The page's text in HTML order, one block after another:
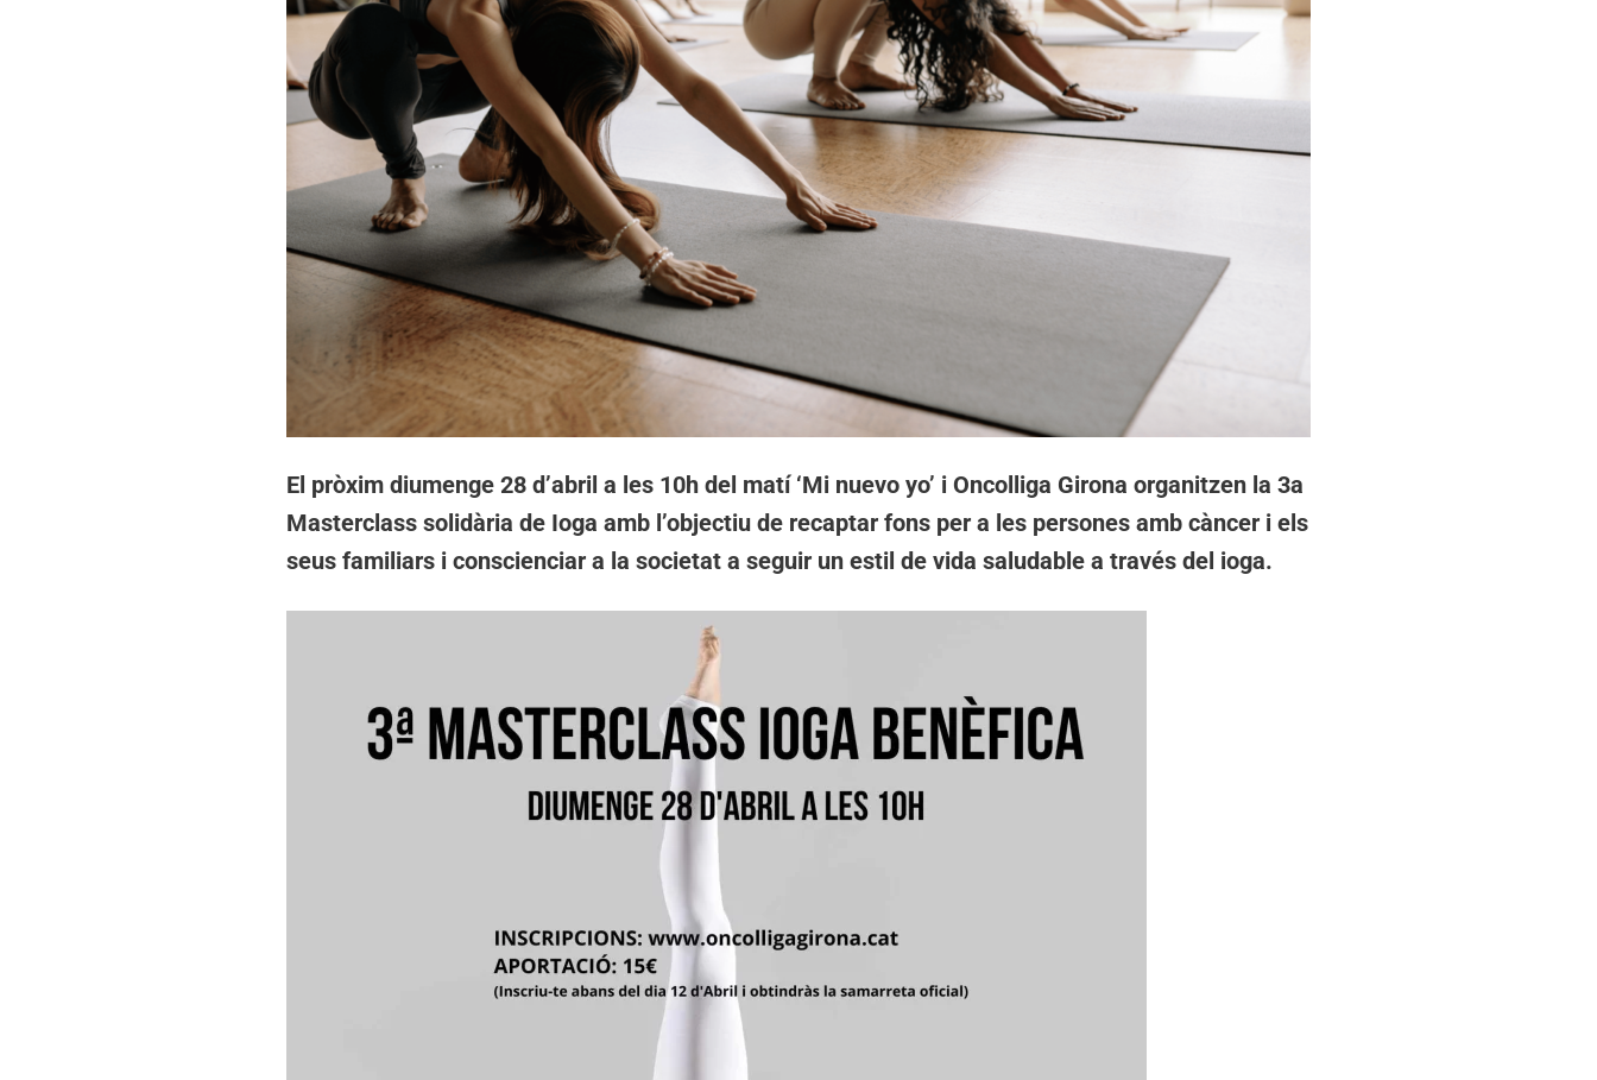
El pròxim diumenge 28 d’abril a les 10h del matí ‘Mi nuevo yo’ i Oncolliga Girona organitzen la 3a
Masterclass solidària de Ioga amb l’objectiu de recaptar fons per a les persones amb càncer i els
seus familiars i conscienciar a la societat a seguir un estil de vida saludable a través del ioga.